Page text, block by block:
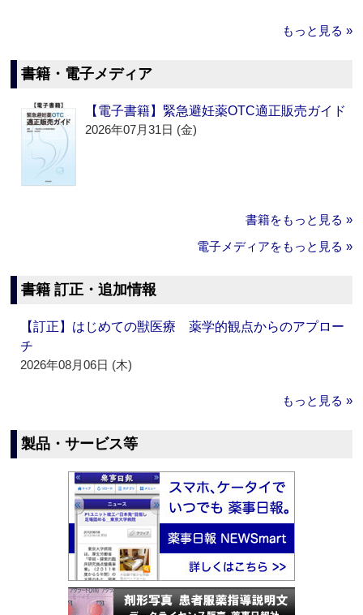
もっと見る »
書籍・電子メディア
【電子書籍】緊急避妊薬OTC適正販売ガイド
2026年07月31日 (金)
書籍をもっと見る »
電子メディアをもっと見る »
書籍 訂正・追加情報
【訂正】はじめての獣医療 薬学的観点からのアプロー
チ
2026年08月06日 (木)
もっと見る »
製品・サービス等